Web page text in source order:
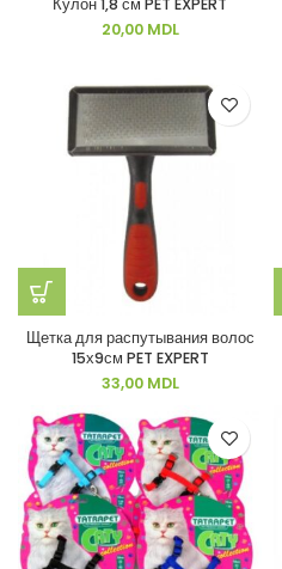
Кулон 1,8 см PET EXPERT
20,00 MDL
Щетка для распутывания волос
15х9см PET EXPERT
33,00 MDL